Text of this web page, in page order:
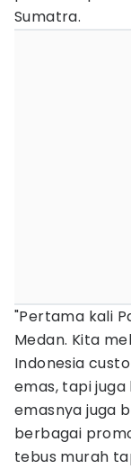
Sumatra.
"Pertama kali
Medan. Kita
Indonesia
emas, tapi
emasnya juga
berbagai
tebus murah